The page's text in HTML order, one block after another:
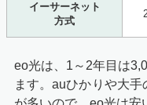
イーサーネット
方式
eo光は、1～2年目は
ます。auひかりや大